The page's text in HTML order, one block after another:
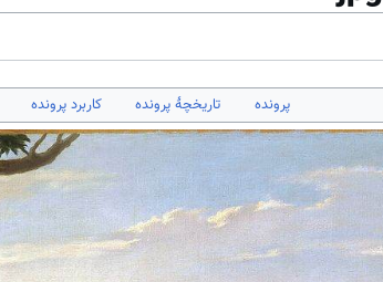
پرونده تاریخچهٔ پرونده کاربرد پرونده